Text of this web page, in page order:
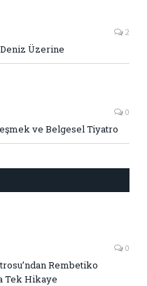
2
Üzerine
0
ve Belgesel Tiyatro
0
Rembetiko
Tek Hikaye